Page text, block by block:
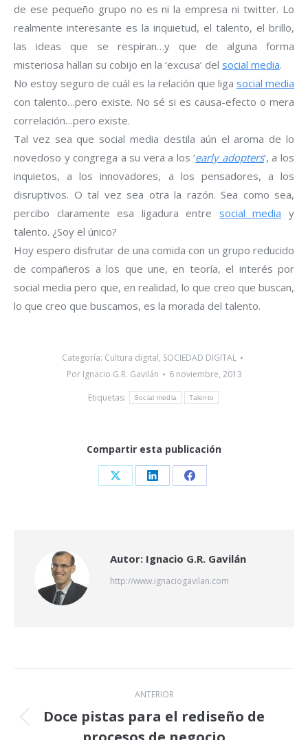
de ese pequeño grupo no es ni la empresa ni twitter. Lo
realmente interesante es la inquietud, el talento, el brillo,
las ideas que se respiran…y que de alguna forma
misteriosa hallan su cobijo en la ‘excusa’ del social media.
No estoy seguro de cuál es la relación que liga social media
con talento…pero existe. No sé si es causa-efecto o mera
correlación…pero existe.
Tal vez sea que social media destila aún el aroma de lo
novedoso y congrega a su vera a los ‘early adopters‘, a los
inquietos, a los innovadores, a los pensadores, a los
disruptivos. O tal vez sea otra la razón. Sea como sea,
percibo claramente esa ligadura entre social media y
talento. ¿Soy el único?
Hoy espero disfrutar de una comida con un grupo reducido
de compañeros a los que une, en teoría, el interés por
social media pero que, en realidad, lo que creo que buscan,
lo que creo que buscamos, es la morada del talento.
Categoría: Cultura digital, SOCIEDAD DIGITAL
Por Ignacio G.R. Gavilán
6 noviembre, 2013
Etiquetas:
Social media Talento
Compartir esta publicación
Share Share Share
Autor: Ignacio G.R. Gavilán
http://www.ignaciogavilan.com
Navegación
entre
ANTERIOR
Publicación
Doce pistas para el rediseño de